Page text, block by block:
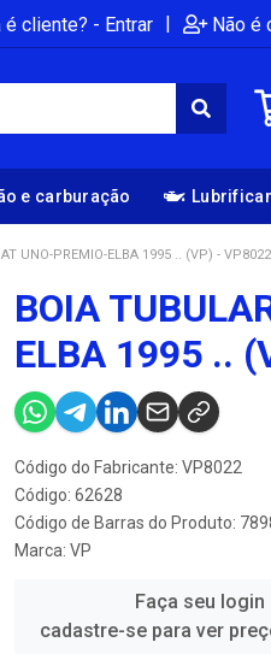
é cliente? - Entrar | Não é
e carburação
UNO-PREMIO-ELBA 1995 .. (VP) - VP8022
BOIA
ELBA 1995 ..
Código do Fabricante: VP8022
Código: 62628
Código de Barras do Produto:
Marca: VP
Faça seu login
cadastre-se para ver